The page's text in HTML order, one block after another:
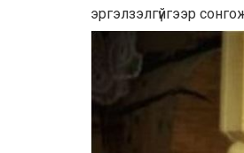
эргэлзэлгүйгээр